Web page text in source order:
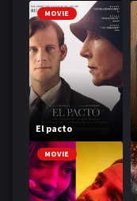
MOVIE
El pacto
MOVIE